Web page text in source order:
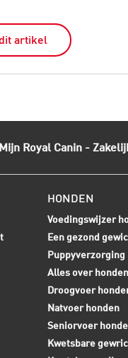
artikel
Mijn Royal Canin -
HONDEN
Voedingswijzer
Een gezond
Puppyverzorging
Alles over honden
Droogvoer
Natvoer honden
Seniorvoer
Kwetsbare